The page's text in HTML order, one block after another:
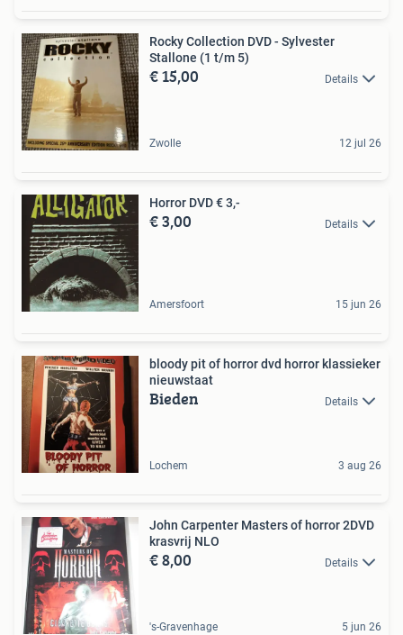
Rocky Collection DVD - Sylvester
Stallone (1 t/m 5)
€ 15,00 Details
Zwolle 12 jul 26
Horror DVD € 3,-
€ 3,00 Details
Amersfoort 15 jun 26
bloody pit of horror dvd horror klassieker
nieuwstaat
Bieden Details
Lochem 3 aug 26
John Carpenter Masters of horror 2DVD
krasvrij NLO
€ 8,00 Details
's-Gravenhage 5 jun 26